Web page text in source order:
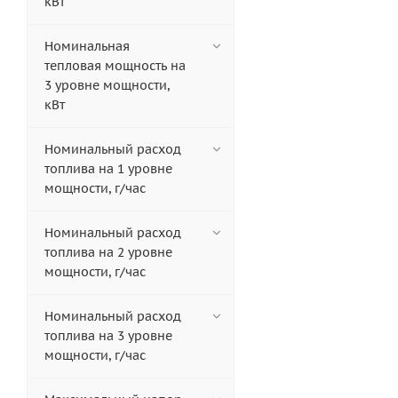
Номинальная
тепловая мощность на
3 уровне мощности,
кВт
Номинальный расход
топлива на 1 уровне
мощности, г/час
Номинальный расход
топлива на 2 уровне
мощности, г/час
Номинальный расход
топлива на 3 уровне
мощности, г/час